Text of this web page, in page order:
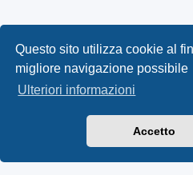
Questo sito utilizza cookie al
migliore navigazione possibile
Ulteriori informazioni
Accetto